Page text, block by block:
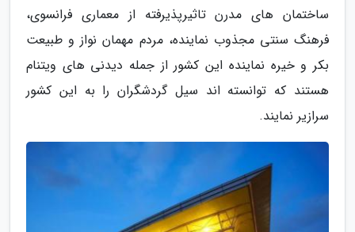
ساختمان های مدرن تاثیرپذیرفته از معماری فرانسوی،
فرهنگ سنتی مجذوب نماینده، مردم مهمان نواز و طبیعت
بکر و خیره نماینده این کشور از جمله دیدنی های ویتنام
هستند که توانسته اند سیل گردشگران را به این کشور
سرازیر نمایند.